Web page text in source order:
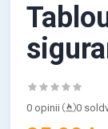
0 opinii 0